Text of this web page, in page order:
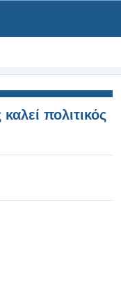
πολιτικός